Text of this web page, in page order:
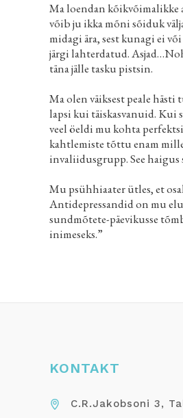
Ma loendan kõikvõimalikke
võib ju ikka mõni sõiduk
midagi ära, sest kunagi ei
järgi lahterdatud.
täna jälle tasku pistsin.
Ma olen väiksest peale
lapsi kui täiskasvanuid. Kui
veel öeldi mu kohta
kahtlemiste tõttu enam
invaliidusgrupp. See haigus
Mu psühhiaater ütles, et
Antidepressandid on mu
sundmõtete-päevikusse
inimeseks.”
KONTAKT
C.R.Jakobsoni 3,